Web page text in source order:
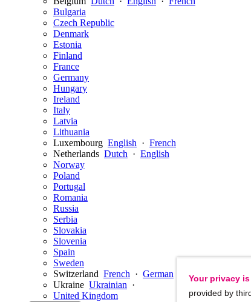
Bulgaria
Czech Republic
Denmark
Estonia
Finland
France
Germany
Hungary
Ireland
Italy
Latvia
Lithuania
Luxembourg English · French
Netherlands Dutch · English
Norway
Poland
Portugal
Romania
Russia
Serbia
Slovakia
Slovenia
Spain
Sweden
Switzerland French · German
English
Ukraine Ukrainian ·
United Kingdom
Your privacy
provided by